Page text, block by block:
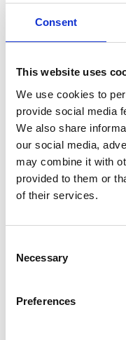
Consent
This website uses
We use cookies to
provide social media
We also share
our social media,
may combine it with
provided to them or
of their services.
Selection
Necessary
Preferences
Euroscaffold
sécurité AGS
Faire un choix:*
HT
€220,22
TTC
Livraison gratuite en